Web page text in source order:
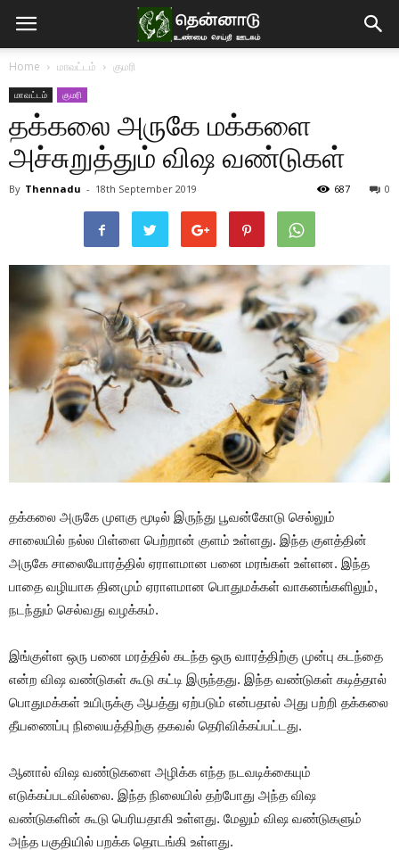
Home மாவட்டம் குமரி
மாவட்டம் குமரி
தக்கலை அருகே மக்களை
அச்சுறுத்தும் விஷ வண்டுகள்
By Thennadu - 18th September 2019 0
687
தக்கலை அருகே முளகு மூடில் இருந்து பூவன்கோடு செல்லும்
சாலையில் நல்ல பிள்ளை பெற்றான் குளம் உள்ளது. இந்த குளத்தின்
அருகே சாலையோரத்தில் ஏராளமான பனை மரங்கள் உள்ளன. இந்த
பாதை வழியாக தினமும் ஏராளமான பொதுமக்கள் வாகனங்களிலும்,
நடந்தும் செல்வது வழக்கம்.
இங்குள்ள ஒரு பனை மரத்தில் கடந்த ஒரு வாரத்திற்கு முன்பு கடந்தை
என்ற விஷ வண்டுகள் கூடு கட்டி இருந்தது. இந்த வண்டுகள் கடித்தால்
பொதுமக்கள் உயிருக்கு ஆபத்து ஏற்படும் என்பதால் அது பற்றி தக்கலை
தீயணைப்பு நிலையத்திற்கு தகவல் தெரிவிக்கப்பட்டது.
ஆனால் விஷ வண்டுகளை அழிக்க எந்த நடவடிக்கையும்
எடுக்கப்படவில்லை. இந்த நிலையில் தற்போது அந்த விஷ
வண்டுகளின் கூடு பெரியதாகி உள்ளது. மேலும் விஷ வண்டுகளும்
அந்த பகுதியில் பறக்க தொடங்கி உள்ளது.